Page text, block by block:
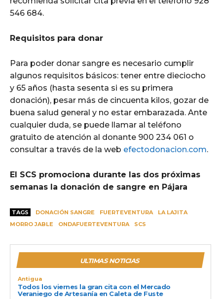
546 684.
Requisitos para donar
Para poder donar sangre es necesario cumplir
algunos requisitos básicos: tener entre dieciocho
y 65 años (hasta sesenta si es su primera
donación), pesar más de cincuenta kilos, gozar de
buena salud general y no estar embarazada. Ante
cualquier duda, se puede llamar al teléfono
gratuito de atención al donante 900 234 061 o
consultar a través de la web efectodonacion.com.
El SCS promociona durante las dos próximas
semanas la donación de sangre en Pájara
TAGS DONACIÓN SANGRE FUERTEVENTURA
LA LAJITA
MORRO JABLE
ONDAFUERTEVENTURA SCS
ULTIMAS NOTICIAS
Antigua
Todos los viernes la gran cita con el Mercado
Veraniego de Artesanía en Caleta de Fuste